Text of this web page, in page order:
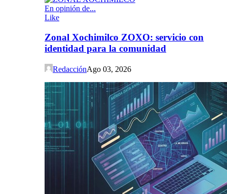
En opinión de...
Like
Zonal Xochimilco ZOXO: servicio con
identidad para la comunidad
RedacciónAgo 03, 2026